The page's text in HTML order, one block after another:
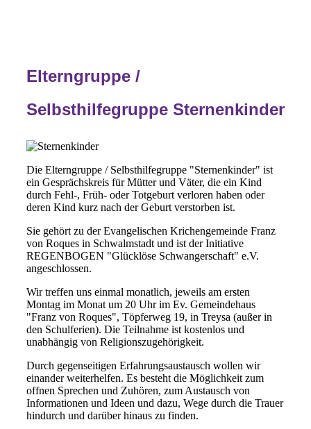
Elterngruppe /
Selbsthilfegruppe Sternenkinder
Die Elterngruppe / Selbsthilfegruppe "Sternenkinder" ist
ein Gesprächskreis für Mütter und Väter, die ein Kind
durch Fehl-, Früh- oder Totgeburt verloren haben oder
deren Kind kurz nach der Geburt verstorben ist.
Sie gehört zu der Evangelischen Krichengemeinde Franz
von Roques in Schwalmstadt und ist der Initiative
REGENBOGEN "Glücklöse Schwangerschaft" e.V.
angeschlossen.
Wir treffen uns einmal monatlich, jeweils am ersten
Montag im Monat um 20 Uhr im Ev. Gemeindehaus
"Franz von Roques", Töpferweg 19, in Treysa (außer in
den Schulferien). Die Teilnahme ist kostenlos und
unabhängig von Religionszugehörigkeit.
Durch gegenseitigen Erfahrungsaustausch wollen wir
einander weiterhelfen. Es besteht die Möglichkeit zum
offnen Sprechen und Zuhören, zum Austausch von
Informationen und Ideen und dazu, Wege durch die Trauer
hindurch und darüber hinaus zu finden.